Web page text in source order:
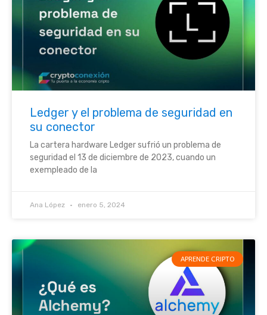
Ledger y el problema de seguridad en
su conector
La cartera hardware Ledger sufrió un problema de
seguridad el 13 de diciembre de 2023, cuando un
exempleado de la
Ana López enero 5, 2024
APRENDE CRIPTO